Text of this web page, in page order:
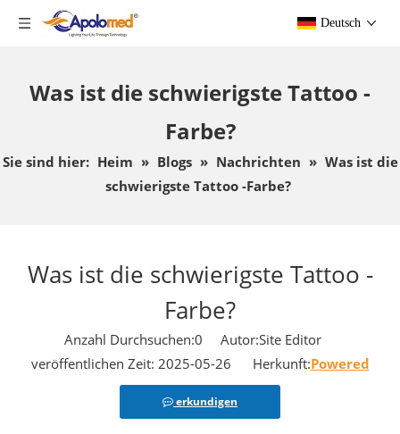
Deutsch
Was ist die schwierigste Tattoo -
Farbe?
Sie sind hier: Heim » Blogs » Nachrichten » Was ist die
schwierigste Tattoo -Farbe?
Was ist die schwierigste Tattoo -
Farbe?
Anzahl Durchsuchen:0 Autor:Site Editor
veröffentlichen Zeit: 2025-05-26 Herkunft:Powered
erkundigen